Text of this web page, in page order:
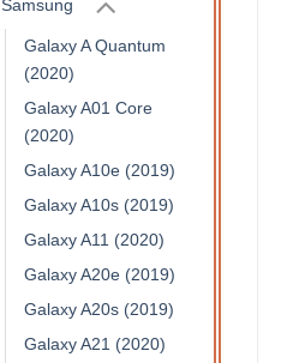
Samsung
Galaxy A Quantum
(2020)
Galaxy A01 Core
(2020)
Galaxy A10e (2019)
Galaxy A10s (2019)
Galaxy A11 (2020)
Galaxy A20e (2019)
Galaxy A20s (2019)
Galaxy A21 (2020)